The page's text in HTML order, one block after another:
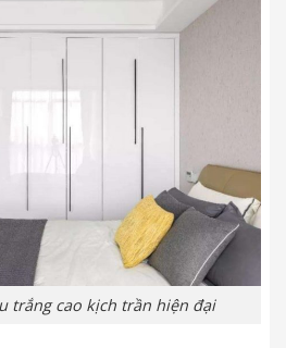
trắng cao kịch trần hiện đại